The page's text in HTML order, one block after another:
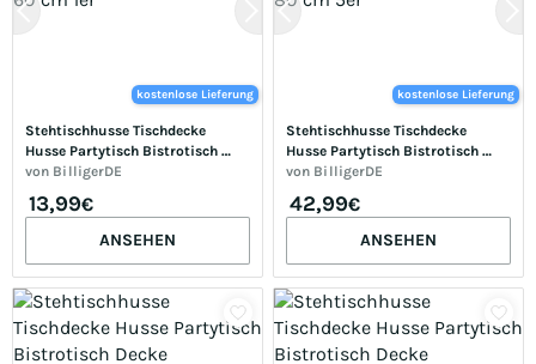
kostenlose Lieferung
Stehtischhusse Tischdecke
Husse Partytisch Bistrotisch
Decke verschiedene Far... Beige Ø
von BilligerDE
13,99€
ANSEHEN
kostenlose Lieferung
Stehtischhusse Tischdecke
Husse Partytisch Bistrotisch
Decke verschiedene Far... Grau Ø
von BilligerDE
42,99€
ANSEHEN